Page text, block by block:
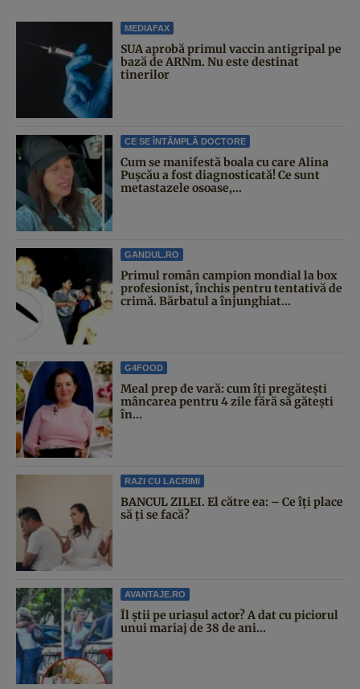
MEDIAFAX
SUA aprobă primul vaccin antigripal pe
bază de ARNm. Nu este destinat
tinerilor
CE SE ÎNTÂMPLĂ DOCTORE
Cum se manifestă boala cu care Alina
Pușcău a fost diagnosticată! Ce sunt
metastazele osoase,...
GANDUL.RO
Primul român campion mondial la box
profesionist, închis pentru tentativă de
crimă. Bărbatul a înjunghiat...
G4FOOD
Meal prep de vară: cum îți pregătești
mâncarea pentru 4 zile fără să gătești
în...
RAZI CU LACRIMI
BANCUL ZILEI. El către ea: – Ce îți place
să ți se facă?
AVANTAJE.RO
Îl știi pe uriașul actor? A dat cu piciorul
unui mariaj de 38 de ani...